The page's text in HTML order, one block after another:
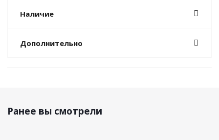
Наличие
Дополнительно
Ранее вы смотрели